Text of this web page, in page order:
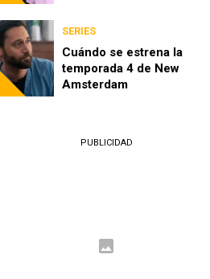
SERIES
Cuándo se estrena la
temporada 4 de New
Amsterdam
PUBLICIDAD